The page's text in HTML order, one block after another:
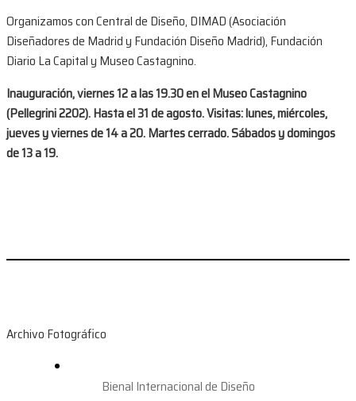
Organizamos con Central de Diseño, DIMAD (Asociación
Diseñadores de Madrid y Fundación Diseño Madrid), Fundación
Diario La Capital y Museo Castagnino.
Inauguración, viernes 12 a las 19.30 en el Museo Castagnino
(Pellegrini 2202). Hasta el 31 de agosto. Visitas: lunes, miércoles,
jueves y viernes de 14 a 20. Martes cerrado. Sábados y domingos
de 13 a 19.
Archivo Fotográfico
Bienal Internacional de Diseño